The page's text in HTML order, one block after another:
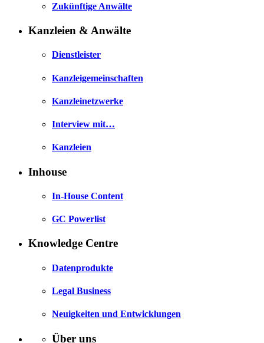
Zukünftige Anwälte
Kanzleien & Anwälte
Dienstleister
Kanzleigemeinschaften
Kanzleinetzwerke
Interview mit…
Kanzleien
Inhouse
In-House Content
GC Powerlist
Knowledge Centre
Datenprodukte
Legal Business
Neuigkeiten und Entwicklungen
Über uns